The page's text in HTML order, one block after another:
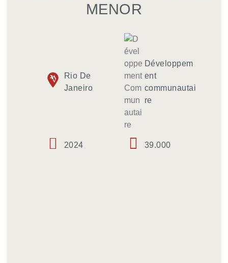
MENOR
Rio De
Janeiro
Développem
ent
communautai
re
2024 39.000